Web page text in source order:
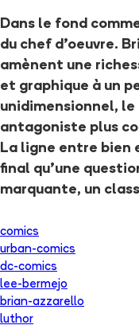
Dans le fond
du chef d'oeuvre.
amènent une
et graphique à un
unidimensionnel,
antagoniste plus
La ligne entre bien
final qu'une
marquante, un
comics
urban-comics
dc-comics
lee-bermejo
brian-azzarello
luthor